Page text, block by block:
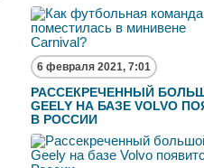
6 февраля 2021, 7:01
РАССЕКРЕЧЕННЫЙ
GEELY НА БАЗЕ VOLVO
В РОССИИ